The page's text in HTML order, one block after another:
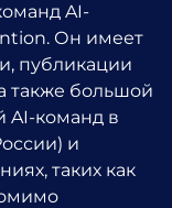
AI-
Он имеет
публикации
также большой
AI-команд в
и
таких как